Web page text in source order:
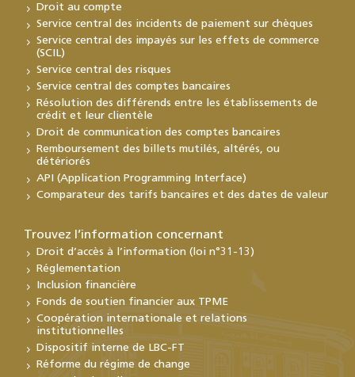
Droit au compte
Service central des incidents de paiement sur chèques
Service central des impayés sur les effets de commerce
(SCIL)
Service central des risques
Service central des comptes bancaires
Résolution des différends entre les établissements de
crédit et leur clientèle
Droit de communication des comptes bancaires
Remboursement des billets mutilés, altérés, ou
détériorés
API (Application Programming Interface)
Comparateur des tarifs bancaires et des dates de valeur
Trouvez l’information concernant
Droit d’accès à l’information (loi n°31-13)
Réglementation
Inclusion financière
Fonds de soutien financier aux TPME
Coopération internationale et relations
institutionnelles
Dispositif interne de LBC-FT
Réforme du régime de change